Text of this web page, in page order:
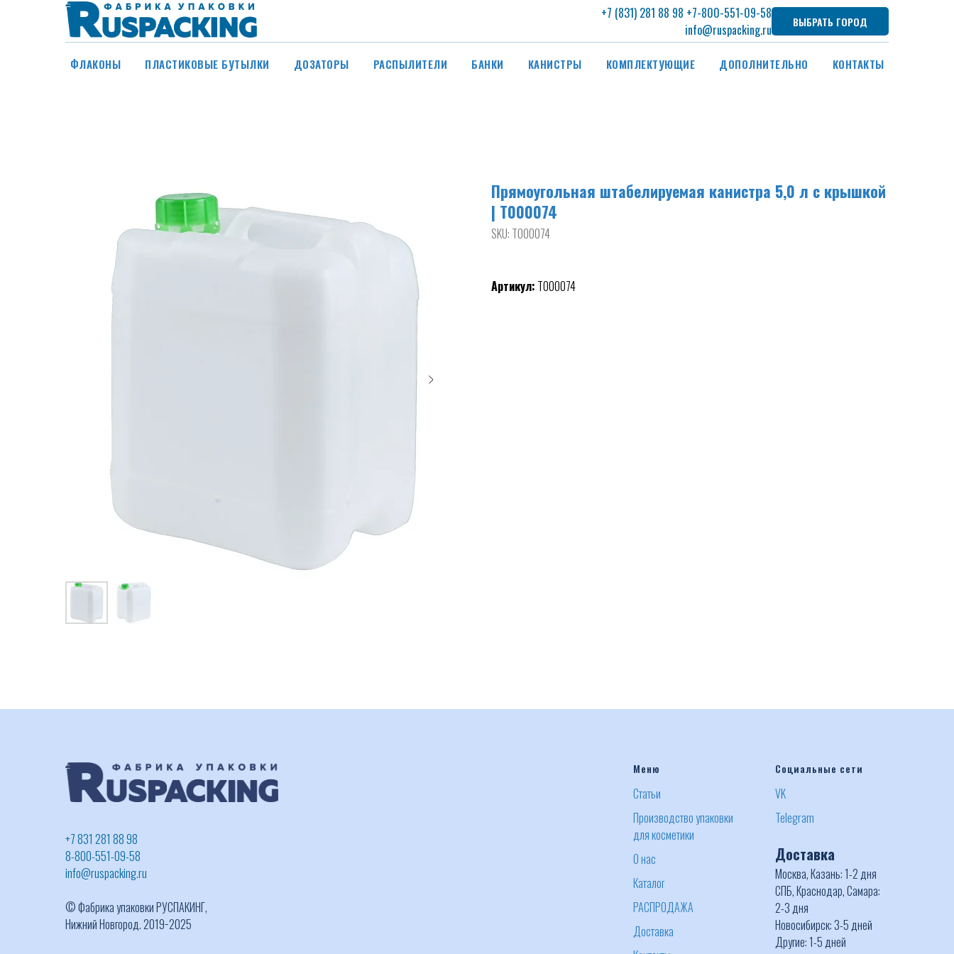
+7 (831) 281 88 98 +7-800-551-09-58
info@ruspacking.ru
ВЫБРАТЬ ГОРОД
ФЛАКОНЫ ПЛАСТИКОВЫЕ БУТЫЛКИ ДОЗАТОРЫ РАСПЫЛИТЕЛИ БАНКИ КАНИСТРЫ КОМПЛЕКТУЮЩИЕ ДОПОЛНИТЕЛЬНО КОНТАКТЫ
Прямоугольная штабелируемая канистра 5,0 л с крышкой
| Т000074
SKU: Т000074
Артикул: Т000074
+7 831 281 88 98
8-800-551-09-58
info@ruspacking.ru
© Фабрика упаковки РУСПАКИНГ,
Нижний Новгород. 2019−2025
Меню
Статьи
Производство упаковки
для косметики
О нас
Каталог
РАСПРОДАЖА
Доставка
Социальные сети
VK
Telegram
Доставка
Москва, Казань: 1-2 дня
СПБ, Краснодар, Самара:
2-3 дня
Новосибирск: 3-5 дней
Другие: 1-5 дней